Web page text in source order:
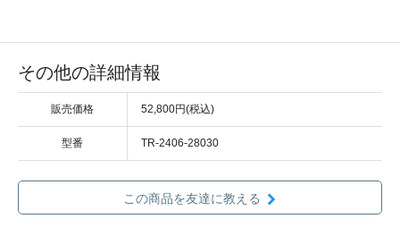
その他の詳細情報
販売価格 52,800円(税込)
型番 TR-2406-28030
この商品を友達に教える